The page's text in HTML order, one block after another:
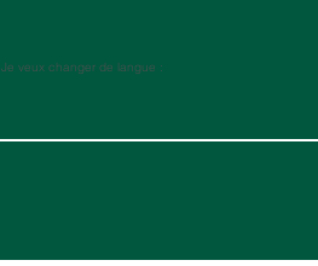
Je veux changer de langue :